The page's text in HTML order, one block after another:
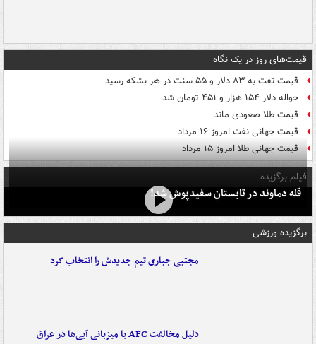
قیمت‌های روز در یک نگاه
قیمت نفت به ۸۳ دلار و ۵۵ سنت در هر بشکه رسید
حواله دلار ۱۵۴ هزار و ۴۵۱ تومان شد
قیمت طلا صعودی ماند
قیمت جهانی نفت امروز ۱۶ مرداد
قیمت جهانی طلا امروز ۱۵ مرداد
فیلم برگزیده
قله دماوند در تابستان سفیدپوش شد!
برگزیده ورزشی
مجتبی جباری تیم جدیدش را انتخاب کرد
دلیل مخالفت AFC با میزبانی آبی‌ها در عراق